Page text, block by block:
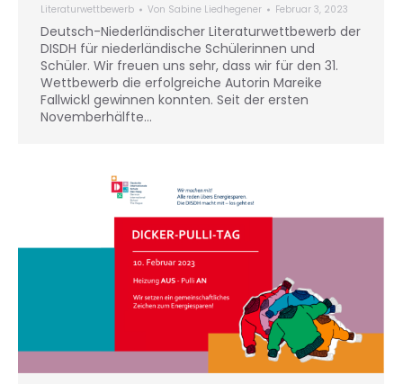
Literaturwettbewerb Von Sabine Liedhegener Februar 3, 2023
Deutsch-Niederländischer Literaturwettbewerb der
DISDH für niederländische Schülerinnen und
Schüler. Wir freuen uns sehr, dass wir für den 31.
Wettbewerb die erfolgreiche Autorin Mareike
Fallwickl gewinnen konnten. Seit der ersten
Novemberhälfte…